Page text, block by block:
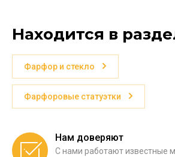
Находится в
Фарфор и стекло
Фарфоровые статуэтки
Нам доверяют
С нами работают известные